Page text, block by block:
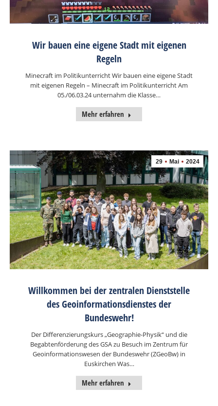
Wir bauen eine eigene Stadt mit eigenen
Regeln
Minecraft im Politikunterricht Wir bauen eine eigene Stadt
mit eigenen Regeln – Minecraft im Politikunterricht Am
05./06.03.24 unternahm die Klasse…
Mehr erfahren
29 Mai 2024
Willkommen bei der zentralen Dienststelle
des Geoinformationsdienstes der
Bundeswehr!
Der Differenzierungskurs „Geographie-Physik“ und die
Begabtenförderung des GSA zu Besuch im Zentrum für
Geoinformationswesen der Bundeswehr (ZGeoBw) in
Euskirchen Was…
Mehr erfahren